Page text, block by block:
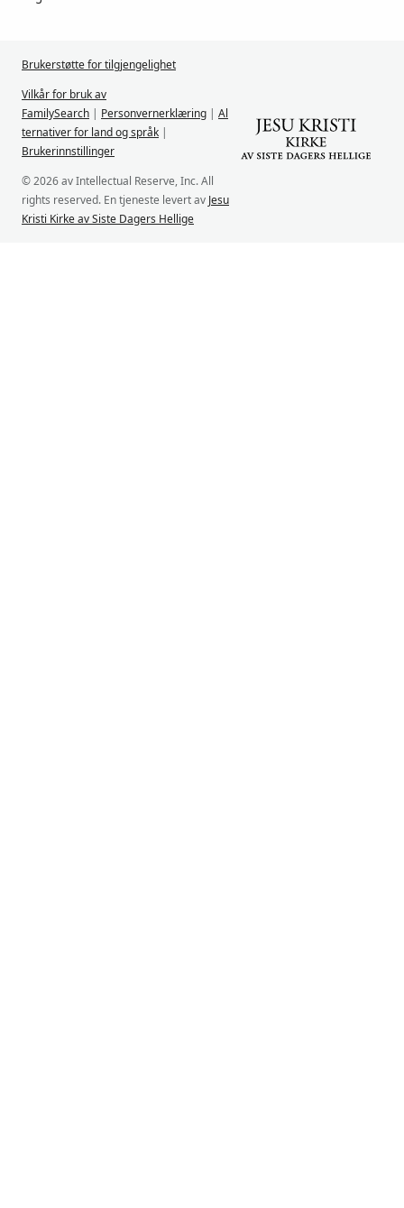
Brukerstøtte for tilgjengelighet
Vilkår for bruk av
FamilySearch | Personvernerklæring | Al
ternativer for land og språk |
Brukerinnstillinger
© 2026 av Intellectual Reserve, Inc. All
rights reserved. En tjeneste levert av Jesu
Kristi Kirke av Siste Dagers Hellige